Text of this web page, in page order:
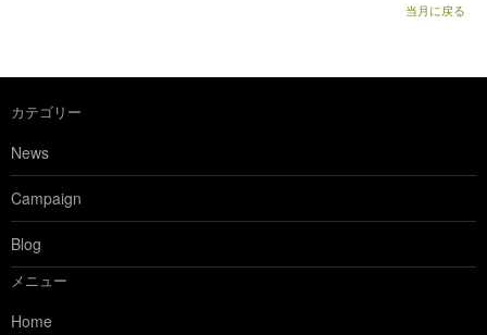
当月に戻る
カテゴリー
News
Campaign
Blog
メニュー
Home